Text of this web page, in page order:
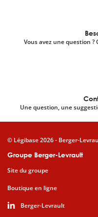
Vous avez une question ?
Une question, une
Groupe Berger-Levrault
Site du groupe
Boutique en ligne
Berger-Levrault
© Légibase 2026 - Berger-